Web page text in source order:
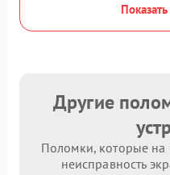
Другие
Поломки, которые
неисправность